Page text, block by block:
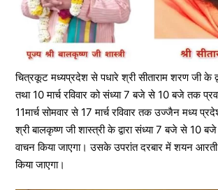
चित्रकूट मध्यप्रदेश से पधारे श्री सीताराम शरण जी के
तथा 10 मार्च रविवार को संध्या 7 बजे से 10 बजे तक
11मार्च सोमवार से 17 मार्च रविवार तक उज्जैन मध्य
श्री बालकृष्ण जी शास्त्री के द्वारा संध्या 7 बजे से 10
वाचन किया जाएगा। उसके उपरांत दरबार में शयन
किया जाएगा।